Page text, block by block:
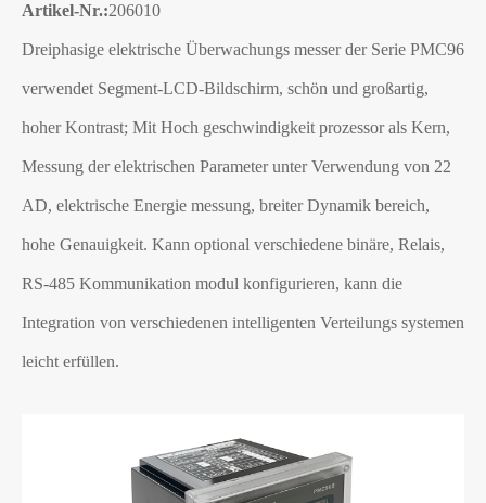
Artikel-Nr.:206010
Dreiphasige elektrische Überwachungs messer der Serie PMC96
verwendet Segment-LCD-Bildschirm, schön und großartig,
hoher Kontrast; Mit Hoch geschwindigkeit prozessor als Kern,
Messung der elektrischen Parameter unter Verwendung von 22
AD, elektrische Energie messung, breiter Dynamik bereich,
hohe Genauigkeit. Kann optional verschiedene binäre, Relais,
RS-485 Kommunikation modul konfigurieren, kann die
Integration von verschiedenen intelligenten Verteilungs systemen
leicht erfüllen.